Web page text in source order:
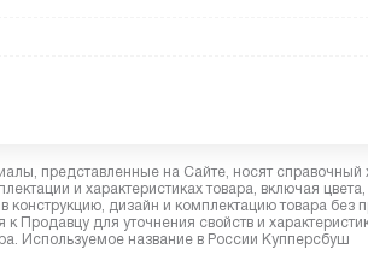
представленные на Сайте, носят справочный
и характеристиках товара, включая
конструкцию, дизайн и комплектацию товара
к Продавцу для уточнения свойств и
Используемое название в России Купперсбуш